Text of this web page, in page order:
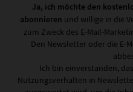
Ja, ich möchte den
abonnieren und willige in die
zum Zweck des E-Mail-
Den Newsletter oder die E-
Ich bin einverstanden,
Nutzungsverhalten in